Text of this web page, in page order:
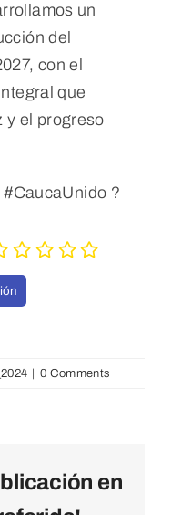
un
del
con el
que
y el progreso
?
0 Comments
en